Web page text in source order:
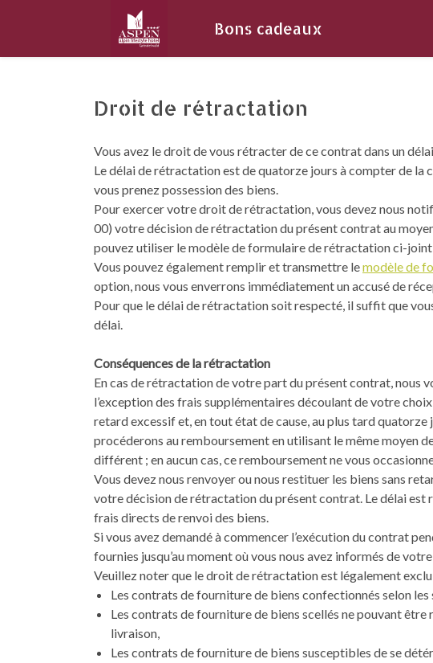
Bons cadeaux
Droit de rétractation
Vous avez le droit de vous rétracter de ce contrat dans un
Le délai de rétractation est de quatorze jours à compter de la
vous prenez possession des biens.
Pour exercer votre droit de rétractation, vous devez nous
00) votre décision de rétractation du présent contrat au
pouvez utiliser le modèle de formulaire de rétractation ci-
Vous pouvez également remplir et transmettre lemodèle de
option, nous vous enverrons immédiatement un accusé de
Pour que le délai de rétractation soit respecté, il suffit que
délai.
Conséquences de la rétractation
En cas de rétractation de votre part du présent contrat, nous
l’exception des frais supplémentaires découlant de votre
retard excessif et, en tout état de cause, au plus tard
procéderons au remboursement en utilisant le même moyen
différent ; en aucun cas, ce remboursement ne vous
Vous devez nous renvoyer ou nous restituer les biens sans
votre décision de rétractation du présent contrat. Le délai est
frais directs de renvoi des biens.
Si vous avez demandé à commencer l’exécution du contrat
fournies jusqu’au moment où vous nous avez informés de
Veuillez noter que le droit de rétractation est légalement
Les contrats de fourniture de biens confectionnés selon
Les contrats de fourniture de biens scellés ne pouvant
livraison,
Les contrats de fourniture de biens susceptibles de se